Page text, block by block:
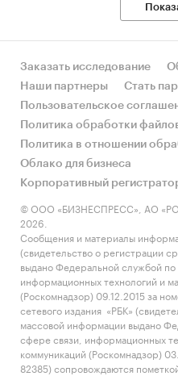
Заказать исследование
Наши партнеры
Стать
Пользовательское
Политика обработки
Политика в отношении
Облако для бизнеса
Корпоративный
© ООО «БИЗНЕСПРЕСС», АО
2026.
Сообщения и материалы
(свидетельство о регистрации
выдано Федеральной службой по
информационных технологий и
(Роскомнадзор) 09.12.2015 за
сетевого издания «РБК»
массовой информации выдано
сфере связи, информационных
коммуникаций (Роскомнадзор)
82385) сопровождаются